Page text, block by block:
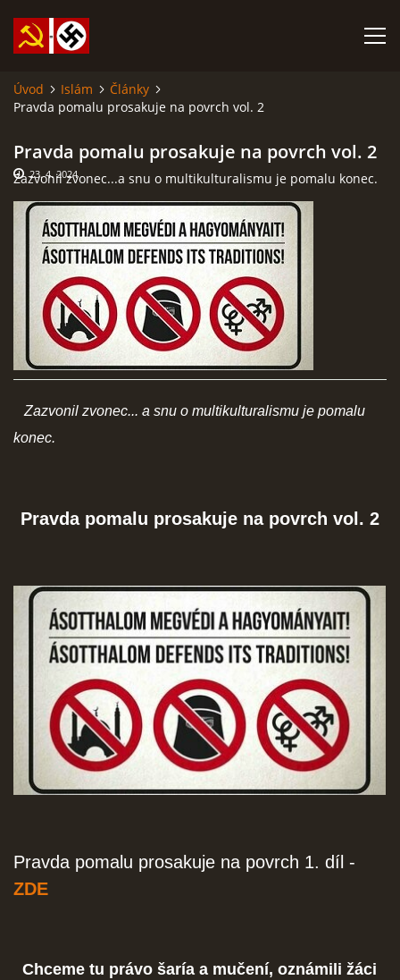
SABATINA JAMES O ISLÁMU A DALŠÍ DŮLEŽITÉ TEXTY
ISLÁM
ANARCHISMUS A NEOMARXISMUS
KOMUNISMUS
NACIONÁLNÍ SOCIALISMUS
PROPAGAČNÍ MATERIÁLY A DALŠÍ
SOCIÁLNÍ SÍTĚ
© 2026 eStránky.cz |RSS
Úvod Islám
Články
Pravda pomalu prosakuje na povrch vol. 2
Pravda pomalu prosakuje na povrch vol. 2
Zazvonil zvonec...a snu o multikulturalismu je pomalu konec.
23. 4. 2024
Zazvonil zvonec... a snu o multikulturalismu je pomalu
konec.
Pravda pomalu prosakuje na povrch vol. 2
Pravda pomalu prosakuje na povrch 1. díl -
ZDE
Chceme tu právo šaría a mučení, oznámili žáci